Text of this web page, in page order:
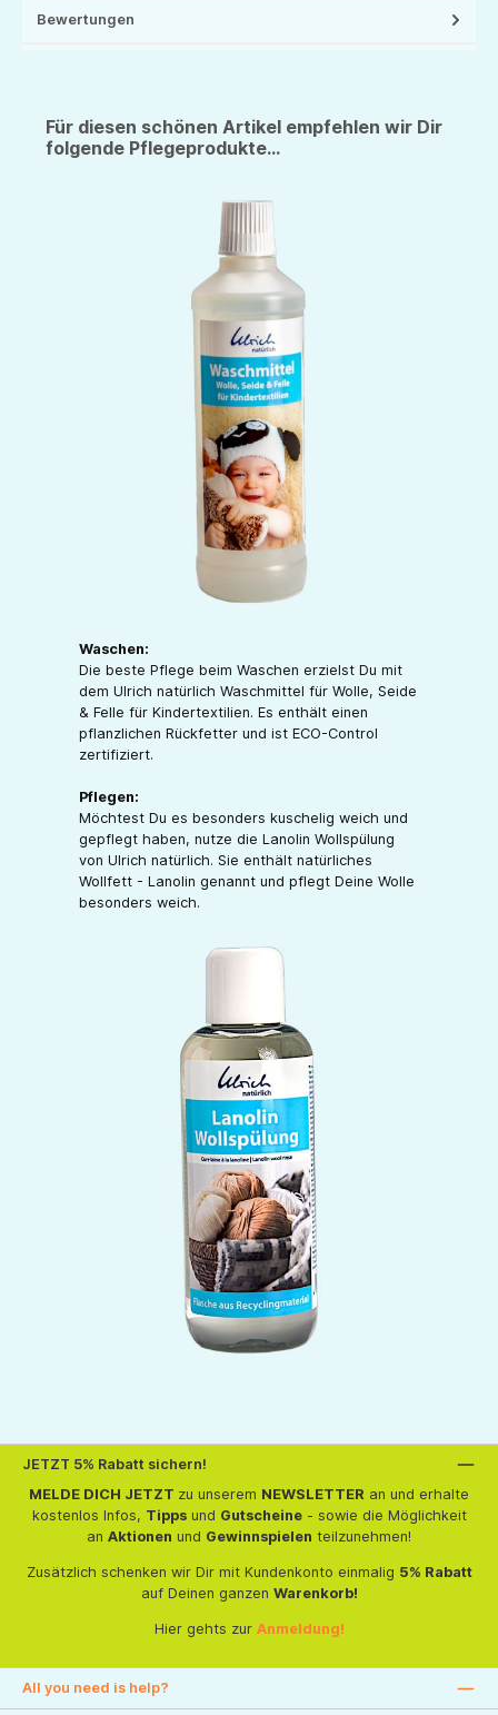
Bewertungen
Für diesen schönen Artikel empfehlen wir Dir
folgende Pflegeprodukte...
Waschen:
Die beste Pflege beim Waschen erzielst Du mit
dem Ulrich natürlich Waschmittel für Wolle, Seide
& Felle für Kindertextilien. Es enthält einen
pflanzlichen Rückfetter und ist ECO-Control
zertifiziert.
Pflegen:
Möchtest Du es besonders kuschelig weich und
gepflegt haben, nutze die Lanolin Wollspülung
von Ulrich natürlich. Sie enthält natürliches
Wollfett - Lanolin genannt und pflegt Deine Wolle
besonders weich.
JETZT 5% Rabatt sichern!
MELDE DICH JETZT zu unserem NEWSLETTER an und erhalte
kostenlos Infos, Tippsund Gutscheine- sowie die Möglichkeit
an Aktionen und Gewinnspielen teilzunehmen!
Zusätzlich schenken wir Dir mit Kundenkonto einmalig 5% Rabatt
auf Deinen ganzen Warenkorb!
Hier gehts zur Anmeldung!
All you need is help?